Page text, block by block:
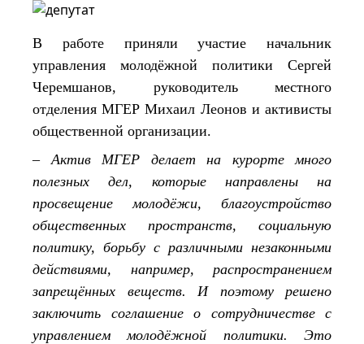
В работе приняли участие начальник
управления молодёжной политики Сергей
Черемшанов, руководитель местного
отделения МГЕР Михаил Леонов и активисты
общественной организации.
– Актив МГЕР делает на курорте много
полезных дел, которые направлены на
просвещение молодёжи, благоустройство
общественных пространств, социальную
политику, борьбу с различными незаконными
действиями, например, распространением
запрещённых веществ. И поэтому решено
заключить соглашение о сотрудничестве с
управлением молодёжной политики. Это